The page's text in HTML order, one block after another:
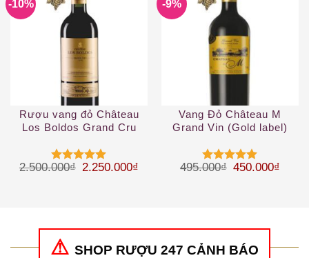
-10%
Rượu vang đỏ Château
Los Boldos Grand Cru
Được xếp
2.500.000₫ Giá gốc là: 2.500.000₫.
2.250.000₫ Giá hiện tại là: 2.250.000₫.
-9%
Vang Đỏ Château M
Grand Vin (Gold label)
Được xếp
495.000₫ Giá gốc là:
450.000₫
SHOP RƯỢU 247 CẢNH BÁO